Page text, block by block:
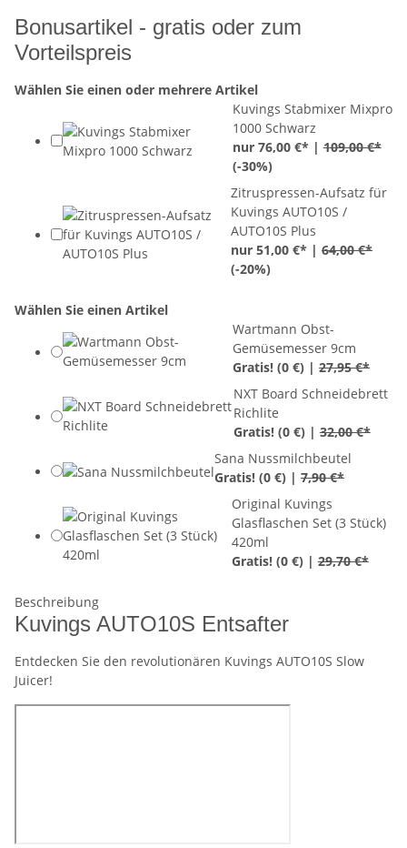
Bonusartikel - gratis oder zum
Vorteilspreis
Wählen Sie einen oder mehrere Artikel
Kuvings Stabmixer Mixpro
1000 Schwarz
nur 76,00 €* |109,00 €*
(-30%)
Zitruspressen-Aufsatz für
Kuvings AUTO10S /
AUTO10S Plus
nur 51,00 €* |64,00 €*
(-20%)
Wählen Sie einen Artikel
Wartmann Obst-
Gemüsemesser 9cm
Gratis! (0 €) |27,95 €*
NXT Board Schneidebrett
Richlite
Gratis!(0 €) |32,00 €*
Sana Nussmilchbeutel
Gratis! (0 €) | 7,90 €*
Original Kuvings
Glasflaschen Set (3 Stück)
420ml
Gratis!(0 €) |29,70 €*
Beschreibung
Kuvings AUTO10S Entsafter
Entdecken Sie den revolutionären Kuvings AUTO10S Slow
Juicer!